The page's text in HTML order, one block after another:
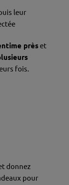
leur
prèset
fois.
donnez
pour